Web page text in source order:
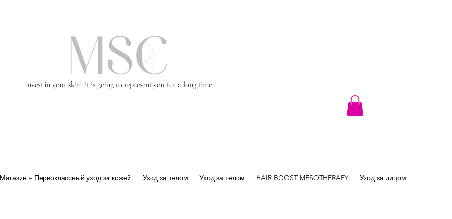
Invest in your skin, it is going to represent you for a long time
Магазин – Первоклассный уход за кожей Уход за телом Уход за телом HAIR BOOST MESOTHERAPY Уход за лицом